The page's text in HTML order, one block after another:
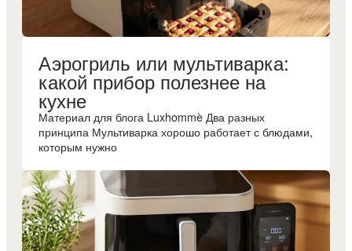
Аэрогриль или мультиварка:
какой прибор полезнее на
кухне
Материал для блога Luxhommè Два разных
принципа Мультиварка хорошо работает с блюдами,
которым нужно